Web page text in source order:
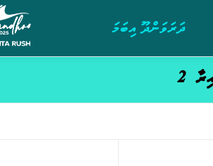
ދަރަވަންދޫ އިބަމަ